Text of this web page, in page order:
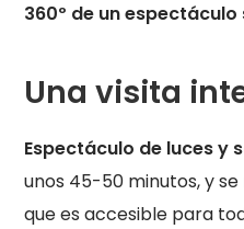
360º de un
Una visita
Espectáculo de luces y
unos 45-50 minutos, y
que es accesible para